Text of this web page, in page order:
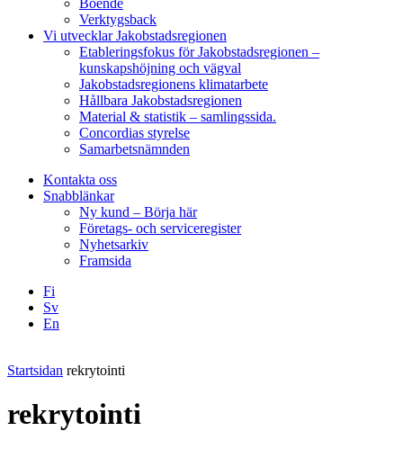
Boende
Verktygsback
Vi utvecklar Jakobstadsregionen
Etableringsfokus för Jakobstadsregionen –
kunskapshöjning och vägval
Jakobstadsregionens klimatarbete
Hållbara Jakobstadsregionen
Material & statistik – samlingssida.
Concordias styrelse
Samarbetsnämnden
Kontakta oss
Snabblänkar
Ny kund – Börja här
Företags- och serviceregister
Nyhetsarkiv
Framsida
Fi
Sv
En
Startsidan rekrytointi
rekrytointi